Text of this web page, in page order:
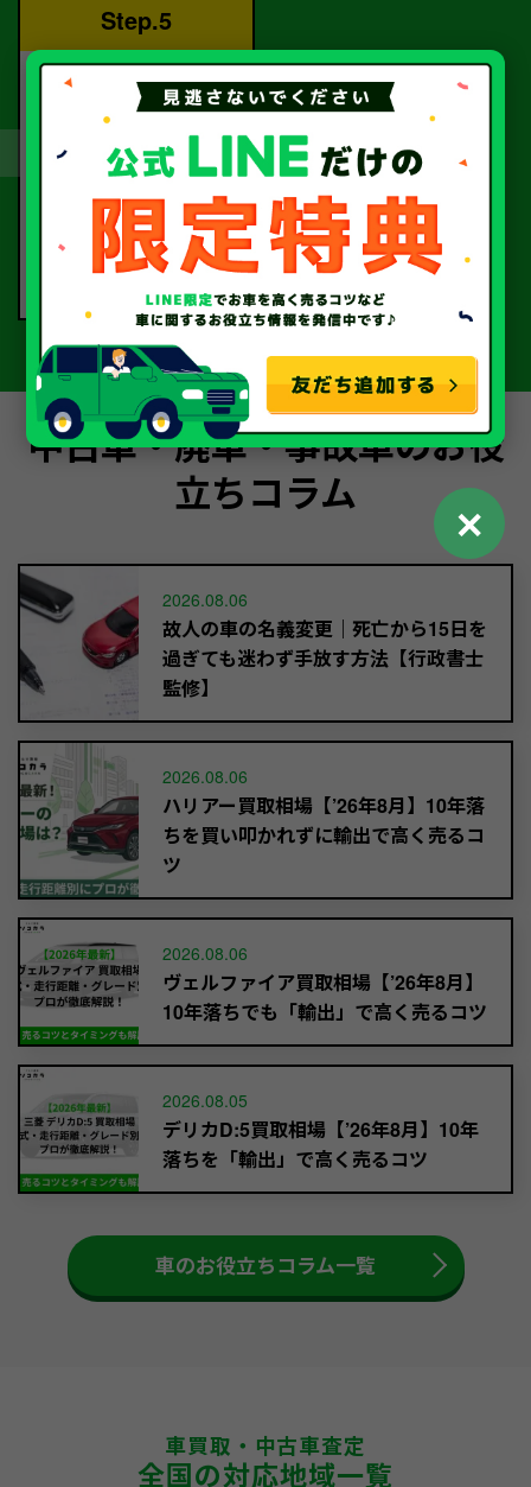
Step.5
完了！
書類手続きを経て、
当社から指定口座へ
お振込いたします。
中古車・廃車・事故車のお役
立ちコラム
2026.08.06
故人の車の名義変更｜死亡から15日を
過ぎても迷わず手放す方法【行政書士
監修】
2026.08.06
ハリアー買取相場【’26年8月】10年落
ちを買い叩かれずに輸出で高く売るコ
ツ
2026.08.06
ヴェルファイア買取相場【’26年8月】
10年落ちでも「輸出」で高く売るコツ
2026.08.05
デリカD:5買取相場【’26年8月】10年
落ちを「輸出」で高く売るコツ
車のお役立ちコラム一覧
車買取・中古車査定
全国の対応地域一覧
✕